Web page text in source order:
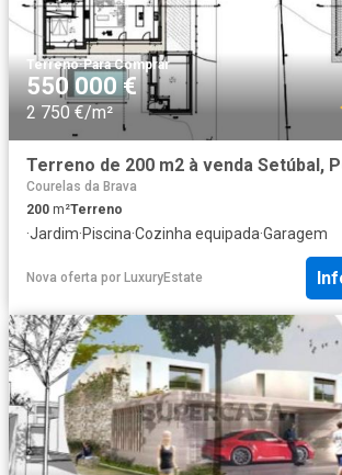
Terreno·Para Comprar
550 000 €
2 750 €/m²
Terreno de 200 m2 à venda Setúbal,
Courelas da Brava
200 m²Terreno
·Jardim·Piscina·Cozinha equipada·Garagem
Nova oferta por LuxuryEstate